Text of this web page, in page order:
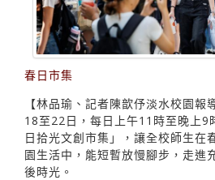
春日市集
【林品瑜、記者陳歆伃淡水校園報
18至22日，每日上午11時至晚上9
日拾光文創市集」，讓全校師生在
園生活中，能短暫放慢腳步，走進
後時光。